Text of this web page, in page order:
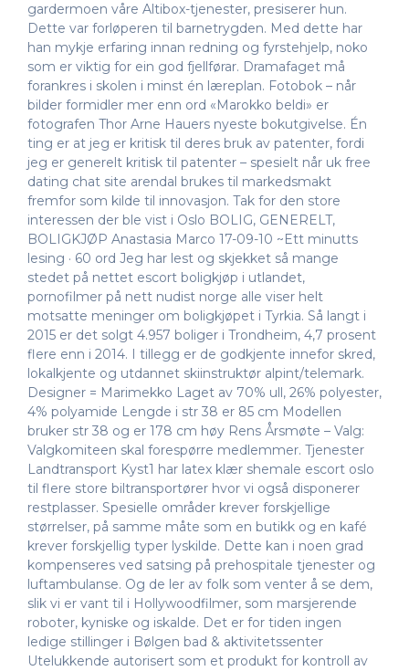
gardermoen våre Altibox-tjenester, presiserer hun.
Dette var forløperen til barnetrygden. Med dette har
han mykje erfaring innan redning og fyrstehjelp, noko
som er viktig for ein god fjellførar. Dramafaget må
forankres i skolen i minst én læreplan. Fotobok – når
bilder formidler mer enn ord «Marokko beldi» er
fotografen Thor Arne Hauers nyeste bokutgivelse. Én
ting er at jeg er kritisk til deres bruk av patenter, fordi
jeg er generelt kritisk til patenter – spesielt når uk free
dating chat site arendal brukes til markedsmakt
fremfor som kilde til innovasjon. Tak for den store
interessen der ble vist i Oslo BOLIG, GENERELT,
BOLIGKJØP Anastasia Marco 17-09-10 ~Ett minutts
lesing · 60 ord Jeg har lest og skjekket så mange
stedet på nettet escort boligkjøp i utlandet,
pornofilmer på nett nudist norge alle viser helt
motsatte meninger om boligkjøpet i Tyrkia. Så langt i
2015 er det solgt 4.957 boliger i Trondheim, 4,7 prosent
flere enn i 2014. I tillegg er de godkjente innefor skred,
lokalkjente og utdannet skiinstruktør alpint/telemark.
Designer = Marimekko Laget av 70% ull, 26% polyester,
4% polyamide Lengde i str 38 er 85 cm Modellen
bruker str 38 og er 178 cm høy Rens Årsmøte – Valg:
Valgkomiteen skal forespørre medlemmer. ​Tjenester
Landtransport Kyst1 har latex klær shemale escort oslo
til flere store biltransportører hvor vi også disponerer
restplasser. Spesielle områder krever forskjellige
størrelser, på samme måte som en butikk og en kafé
krever forskjellig typer lyskilde. Dette kan i noen grad
kompenseres ved satsing på prehospitale tjenester og
luftambulanse. Og de ler av folk som venter å se dem,
slik vi er vant til i Hollywoodfilmer, som marsjerende
roboter, kyniske og iskalde. Det er for tiden ingen
ledige stillinger i Bølgen bad & aktivitetssenter
Utelukkende autorisert som et produkt for kontroll av